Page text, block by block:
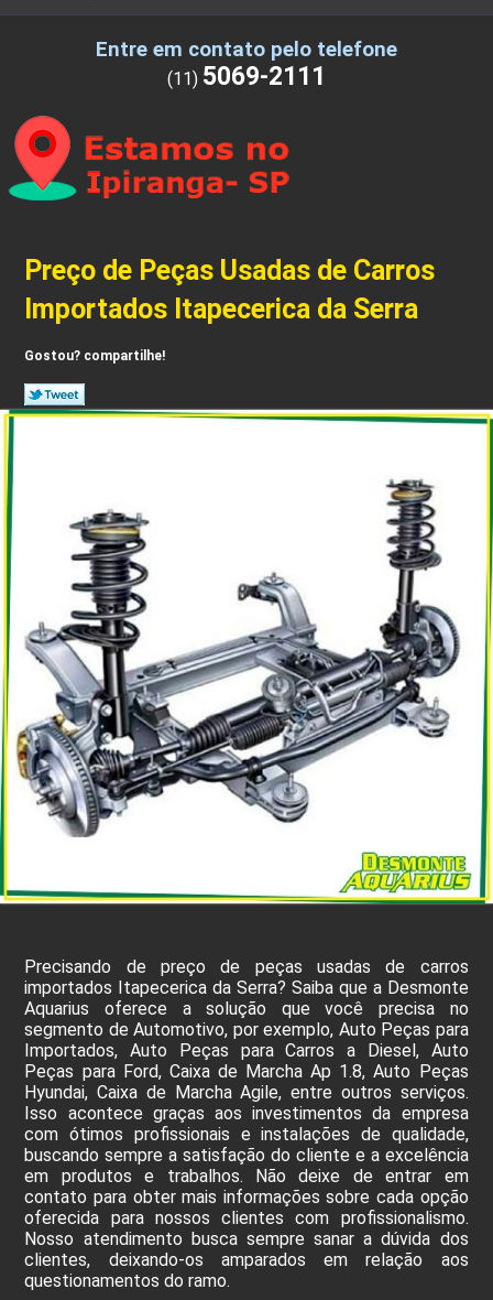
Entre em contato pelo telefone
(11) 5069-2111
Preço de Peças Usadas de Carros
Importados Itapecerica da Serra
Gostou? compartilhe!
Precisando de preço de peças usadas de carros
importados Itapecerica da Serra? Saiba que a Desmonte
Aquarius oferece a solução que você precisa no
segmento de Automotivo, por exemplo, Auto Peças para
Importados, Auto Peças para Carros a Diesel, Auto
Peças para Ford, Caixa de Marcha Ap 1.8, Auto Peças
Hyundai, Caixa de Marcha Agile, entre outros serviços.
Isso acontece graças aos investimentos da empresa
com ótimos profissionais e instalações de qualidade,
buscando sempre a satisfação do cliente e a excelência
em produtos e trabalhos. Não deixe de entrar em
contato para obter mais informações sobre cada opção
oferecida para nossos clientes com profissionalismo.
Nosso atendimento busca sempre sanar a dúvida dos
clientes, deixando-os amparados em relação aos
questionamentos do ramo.